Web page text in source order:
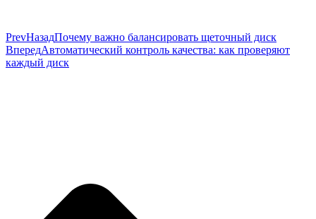
PrevНазадПочему важно балансировать щеточный диск
ВпередАвтоматический контроль качества: как проверяют
каждый диск